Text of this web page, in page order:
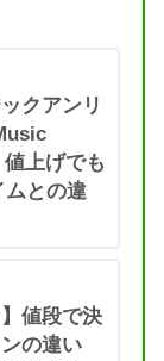
クアンリ
上げでも
ムとの違
値段で決
の違い